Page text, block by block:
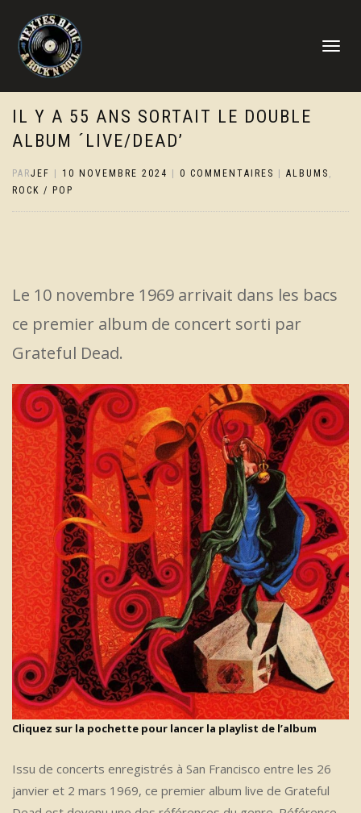
DÉPLIER
IL Y A 55 ANS SORTAIT LE DOUBLE
ALBUM ´LIVE/DEAD’
PARJEF 10 NOVEMBRE 2024 0 COMMENTAIRES ALBUMS ,
ROCK / POP
Le 10 novembre 1969 arrivait dans les bacs
ce premier album de concert sorti par
Grateful Dead.
Cliquez sur la pochette pour lancer la playlist de l’album
Issu de concerts enregistrés à San Francisco entre les 26
janvier et 2 mars 1969, ce premier album live de Grateful